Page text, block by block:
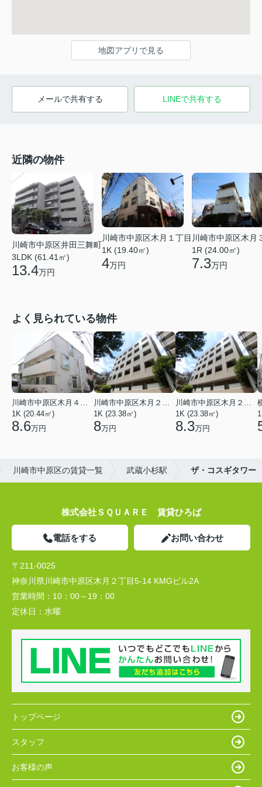
地図アプリで見る
メールで共有する LINEで共有する
近隣の物件
川崎市中原区井田三舞町
3LDK (61.41㎡)
13.4万円
川崎市中原区木月１丁目
1K (19.40㎡)
4万円
川崎市中原区木月
1R (24.00㎡)
7.3万円
よく見られている物件
川崎市中原区木月４丁目
1K (20.44㎡)
8.6万円
川崎市中原区木月２丁目
1K (23.38㎡)
8万円
川崎市中原区木月２丁目
1K (23.38㎡)
8.3万円
川崎市中原区の賃貸一覧 武蔵小杉駅 ザ・コスギタワー
株式会社ＳＱＵＡＲＥ 賃貸ひろば
電話をする お問い合わせ
〒211-0025
神奈川県川崎市中原区木月２丁目5-14 KMGビル2A
営業時間： 10：00～19：00
定休日： 水曜
トップページ
スタッフ
お客様の声